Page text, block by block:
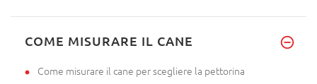
COME MISURARE IL CANE
Come misurare il cane per scegliere la pettorina